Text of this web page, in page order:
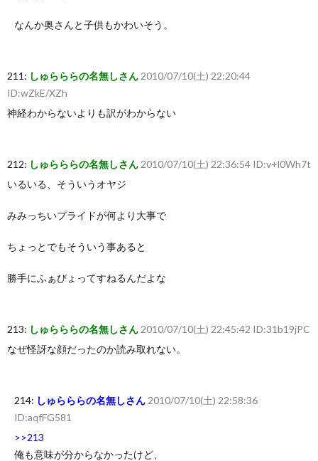
なんか奥さんと子供もかわいそう。
211: しゅらららの名無しさん 2010/07/10(土) 22:20:44
ID:wZkE/XZh
神経わからないよりも訳がわからない
212: しゅらららの名無しさん 2010/07/10(土) 22:36:54 ID:v+l0Wh7t
いるいる、そういうオヤジ
みみっちいプライドが何より大事で
ちょっとでもそういう事あると
勝手にふぁびょってすねるんだよな
213: しゅらららの名無しさん 2010/07/10(土) 22:45:42 ID:31b19jPC
なぜ怪訝な顔だったのか読み取れない。
214: しゅらららの名無しさん 2010/07/10(土) 22:58:36
ID:aqfFG581
>>213
俺も意味が分からなかったけど、